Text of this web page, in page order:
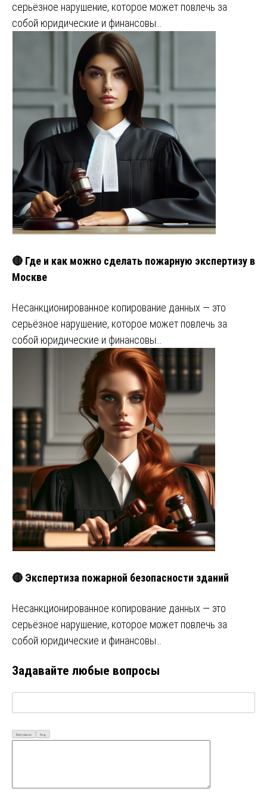
серьёзное нарушение, которое может повлечь за
собой юридические и финансовы…
🔴 Где и как можно сделать пожарную экспертизу в
Москве
Несанкционированное копирование данных — это
серьёзное нарушение, которое может повлечь за
собой юридические и финансовы…
🔴 Экспертиза пожарной безопасности зданий
Несанкционированное копирование данных — это
серьёзное нарушение, которое может повлечь за
собой юридические и финансовы…
Задавайте любые вопросы
Визуально Код